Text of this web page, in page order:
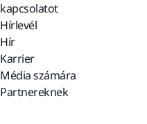
kapcsolatot
Hírlevél
Hír
Karrier
Média számára
Partnereknek